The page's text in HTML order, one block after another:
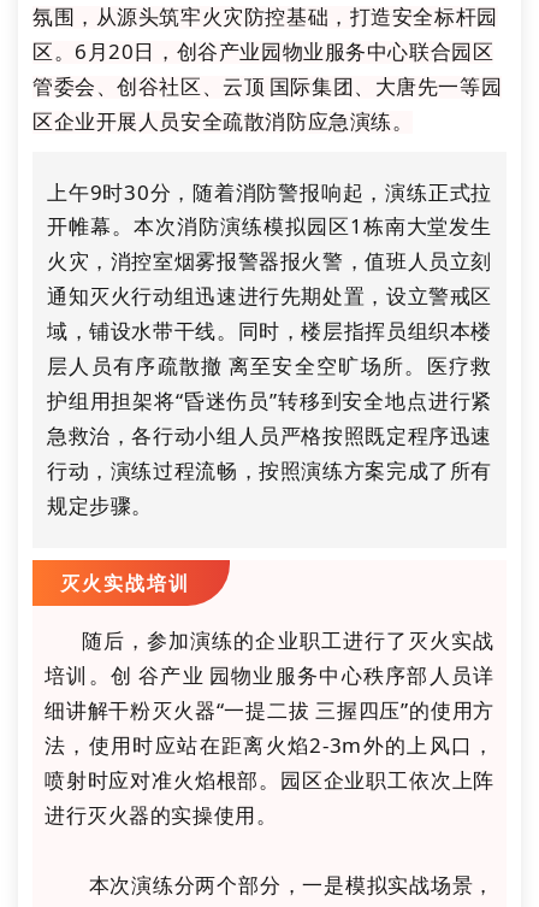
氛围，从源头筑牢火灾防控基础，打造安全标杆园
区。6月20日，创谷产业园物业服务中心联合园区
管委会、创谷社区、云顶国际集团、大唐先一等园
区企业开展人员安全疏散消防应急演练。
上午9时30分，随着消防警报响起，演练正式拉
开帷幕。本次消防演练模拟园区1栋南大堂发生
火灾，消控室烟雾报警器报火警，值班人员立刻
通知灭火行动组迅速进行先期处置，设立警戒区
域，铺设水带干线。同时，楼层指挥员组织本楼
层人员有序疏散撤离至安全空旷场所。医疗救
护组用担架将“昏迷伤员”转移到安全地点进行紧
急救治，各行动小组人员严格按照既定程序迅速
行动，演练过程流畅，按照演练方案完成了所有
规定步骤。
灭火实战培训
随后，参加演练的企业职工进行了灭火实战
培训。创谷产业园物业服务中心秩序部人员详
细讲解干粉灭火器“一提二拔三握四压”的使用方
法，使用时应站在距离火焰2-3m外的上风口，
喷射时应对准火焰根部。园区企业职工依次上阵
进行灭火器的实操使用。
  本次演练分两个部分，一是模拟实战场景，